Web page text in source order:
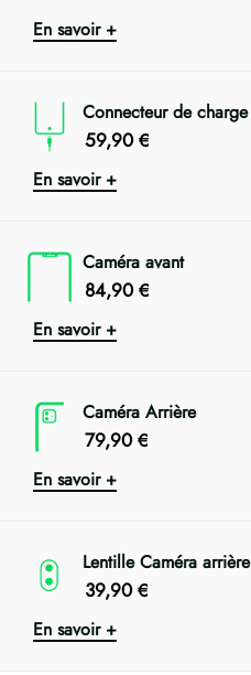
En savoir +
Connecteur de charge
59,90 €
En savoir +
Caméra avant
84,90 €
En savoir +
Caméra Arrière
79,90 €
En savoir +
Lentille Caméra arrière
39,90 €
En savoir +